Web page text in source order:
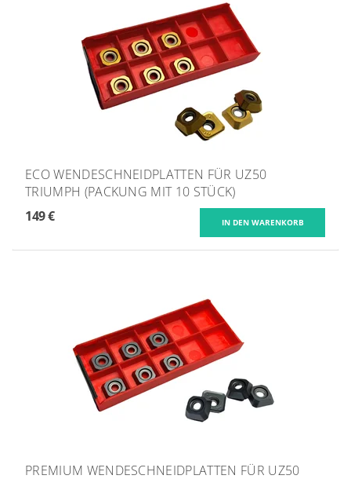
ECO WENDESCHNEIDPLATTEN FÜR UZ50
TRIUMPH (PACKUNG MIT 10 STÜCK)
149 €
PREMIUM WENDESCHNEIDPLATTEN FÜR UZ50